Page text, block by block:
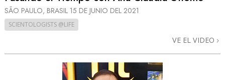
SÃO PAULO, BRASIL 15 DE JUNIO DEL 2021
SCIENTOLOGISTS @LIFE
VE EL VIDEO